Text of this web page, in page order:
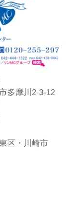
摩川2-3-12
区・川崎市